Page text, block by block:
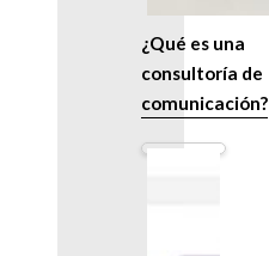
¿Qué es una
consultoría de
comunicación?